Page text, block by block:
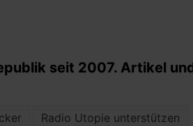
seit 2007. Artikel
Radio Utopie unterstützen